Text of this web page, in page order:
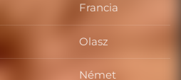
Francia
Olasz
Német